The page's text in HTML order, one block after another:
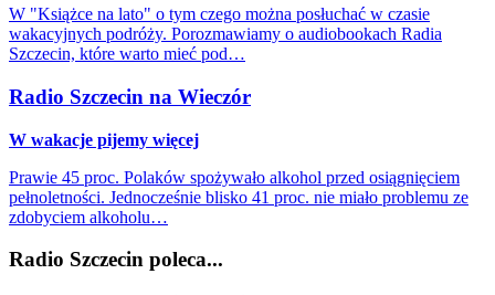
W "Książce na lato" o tym czego można posłuchać w czasie
wakacyjnych podróży. Porozmawiamy o audiobookach Radia
Szczecin, które warto mieć pod…
Radio Szczecin na Wieczór
W wakacje pijemy więcej
Prawie 45 proc. Polaków spożywało alkohol przed osiągnięciem
pełnoletności. Jednocześnie blisko 41 proc. nie miało problemu ze
zdobyciem alkoholu…
Radio Szczecin poleca...